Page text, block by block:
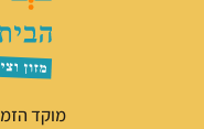
מוקד הזמנות